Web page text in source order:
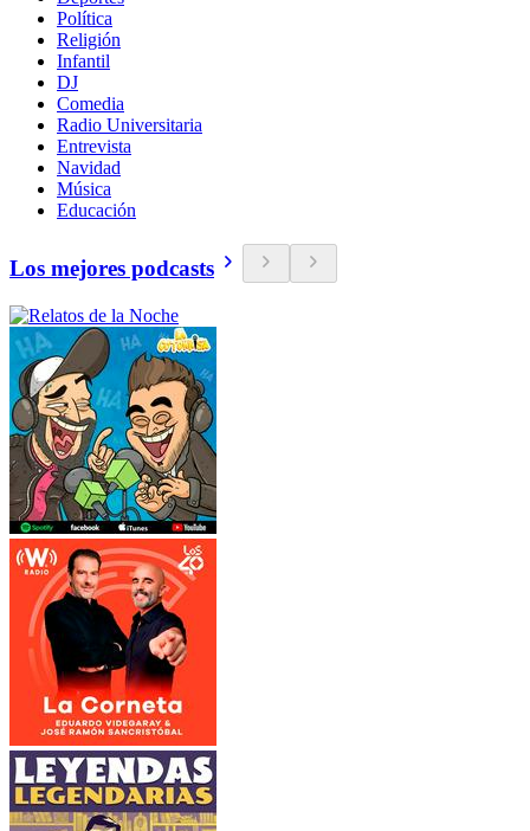
Política
Religión
Infantil
DJ
Comedia
Radio Universitaria
Entrevista
Navidad
Música
Educación
Los mejores podcasts